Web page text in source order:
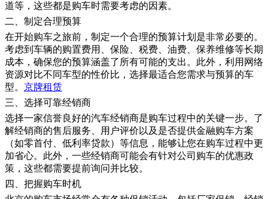
道等，这些都是购车时需要考虑的因素。
二、制定合理预算
在开始购车之旅前，制定一个合理的预算计划是非常必要的。
考虑到车辆的购置费用、保险、税费、油费、保养维修等长期
成本，确保您的预算涵盖了所有可能的支出。此外，利用网络
资源对比不同车型的性价比，选择最适合您需求与预算的车
型。 京牌租赁
三、选择可靠经销商
选择一家信誉良好的汽车经销商是购车过程中的关键一步。了
解经销商的售后服务、用户评价以及是否提供金融购车方案
（如零首付、低利率贷款）等信息，能够让您在购车过程中更
加省心。此外，一些经销商可能会有针对公司购车的优惠政
策，这些都需要提前询问并比较。
四、把握购车时机